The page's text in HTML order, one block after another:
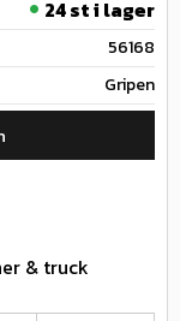
24 st i lager
56168
Gripen
& truck